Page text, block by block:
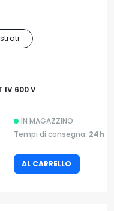
IV 600 V
IN MAGAZZINO
Tempi di consegna: 24h
AL CARRELLO